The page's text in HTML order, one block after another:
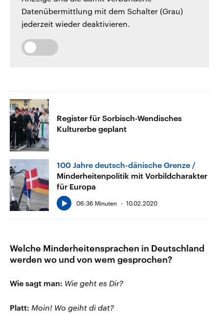
Datenübermittlung mit dem Schalter (Grau)
jederzeit wieder deaktivieren.
Register für Sorbisch-Wendisches
Kulturerbe geplant
100 Jahre deutsch-dänische Grenze
Minderheitenpolitik mit Vorbildcharakter
für Europa
06:36 Minuten 10.02.2020
Welche Minderheitensprachen in Deutschland
werden wo und von wem gesprochen?
Wie sagt man: Wie geht es Dir?
Platt: Moin! Wo geiht di dat?